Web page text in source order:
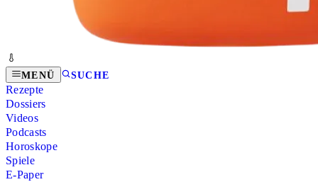
MENÜ SUCHE
Rezepte
Dossiers
Videos
Podcasts
Horoskope
Spiele
E-Paper